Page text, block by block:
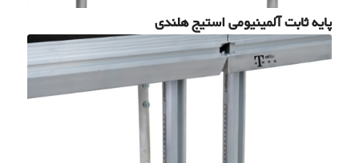
پایه ثابت آلمینیومی استیج هلندی